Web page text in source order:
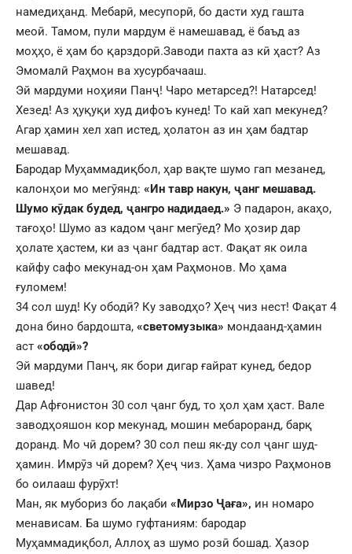
намедиҳанд. Мебарӣ, месупорӣ, бо дасти худ гашта
меоӣ. Тамом, пули мардум ё намешавад, ё баъд аз
моҳҳо, ё ҳам бо қарздорӣ.Заводи пахта аз кӣ ҳаст? Аз
Эмомалӣ Раҳмон ва хусурбачааш.
Эй мардуми ноҳияи Панҷ! Чаро метарсед?! Натарсед!
Хезед! Аз ҳуқуқи худ дифоъ кунед! То кай хап мекунед?
Агар ҳамин хел хап истед, ҳолатон аз ин ҳам бадтар
мешавад.
Бародар Муҳаммадиқбол, ҳар вақте шумо гап мезанед,
калонҳои мо мегӯянд: «Ин тавр накун, ҷанг мешавад.
Шумо кӯдак будед, ҷангро надидаед.» Э падарон, акаҳо,
тағоҳо! Шумо аз кадом ҷанг мегӯед? Мо ҳозир дар
ҳолате ҳастем, ки аз ҷанг бадтар аст. Фақат як оила
кайфу сафо мекунад-он ҳам Раҳмонов. Мо ҳама
ғуломем!
34 сол шуд! Ку ободӣ? Ку заводҳо? Ҳеҷ чиз нест! Фақат 4
дона бино бардошта, «светомузыка» мондаанд-ҳамин
аст «ободӣ»?
Эй мардуми Панҷ, як бори дигар ғайрат кунед, бедор
шавед!
Дар Афғонистон 30 сол ҷанг буд, то ҳол ҳам ҳаст. Вале
заводҳояшон кор мекунад, мошин мебароранд, барқ
доранд. Мо чӣ дорем? 30 сол пеш як-ду сол ҷанг шуд-
ҳамин. Имрӯз чӣ дорем? Ҳеҷ чиз. Ҳама чизро Раҳмонов
бо оилааш фурӯхт!
Ман, як мубориз бо лақаби «Мирзо Ҷаға», ин номаро
менависам. Ба шумо гуфтаниям: бародар
Муҳаммадиқбол, Аллоҳ аз шумо розӣ бошад. Ҳазор